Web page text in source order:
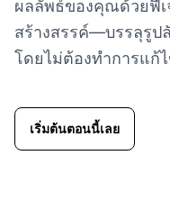
ผลลัพธ์ของคุณด้วยฟีเ
สร้างสรรค์—บรรลุรู
โดยไม่ต้องทำการแก้
เริ่มต้นตอนนี้เลย